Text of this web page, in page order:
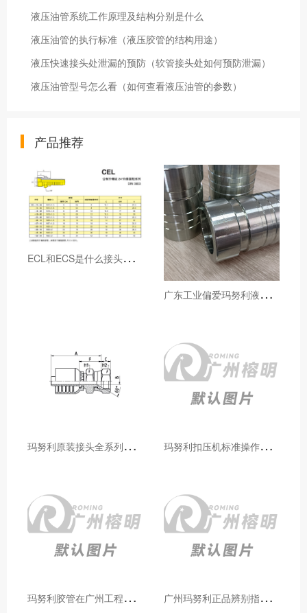
液压油管系统工作原理及结构分别是什么
液压油管的执行标准（液压胶管的结构用途）
液压快速接头处泄漏的预防（软管接头处如何预防泄漏）
液压油管型号怎么看（如何查看液压油管的参数）
产品推荐
E
CL和ECS是什么接头，用于什么胶管或管件
广
东工业偏爱玛努利液压产品的五大原因（代理深度分析）
玛
努利原装接头全系列型号解析：广州客户选型必备指南 玛
努利扣压机标准操作流程：广州代理手把手教学（新手也能学会）
玛
努利胶管在广州工程机械领域的应用案例与效果分析 广
州玛努利正品辨别指南：如何区分原装 Manuli 胶管 / 接头 / 扣压机（代理专业版）